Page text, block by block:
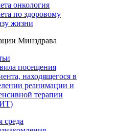
онкология
по здоровому
жизни
Минздрава
посещения
находящегося в
реанимации и
терапии
среда